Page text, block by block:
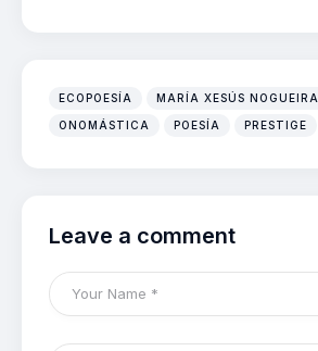
ECOPOESÍA MARÍA XESÚS NOGUEIRA
ONOMÁSTICA POESÍA PRESTIGE
Leave a comment